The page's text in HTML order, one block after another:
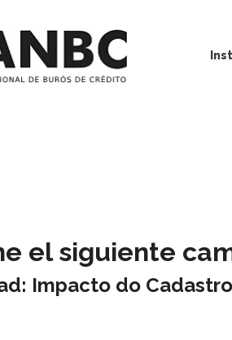
el siguiente
Impacto do